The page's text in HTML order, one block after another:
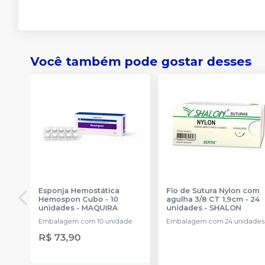
Você também pode gostar desses
Esponja Hemostática
Hemospon Cubo - 10
unidades - MAQUIRA
Embalagem com 10 unidade.
R$ 73,90
Fio de Sutura Nylon com
agulha 3/8 CT 1,9cm - 24
unidades - SHALON
Embalagem com 24 unidades.